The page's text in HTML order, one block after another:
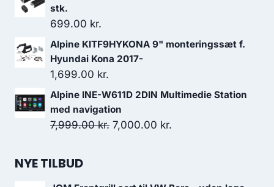
stk.
699.00 kr.
Alpine KITF9HYKONA 9" monteringssæt f.
Hyundai Kona 2017-
1,699.00 kr.
Alpine INE-W611D 2DIN Multimedie Station
med navigation
7,999.00kr. Den
7,000.00 kr.
NYE TILBUD